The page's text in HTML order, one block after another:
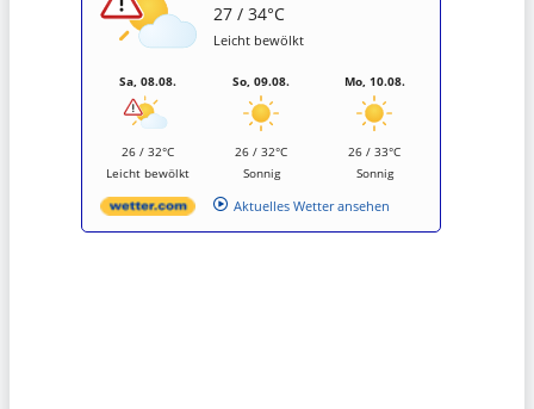
27 / 34°C
Leicht bewölkt
Sa, 08.08.
26 / 32°C
Leicht bewölkt
So, 09.08.
26 / 32°C
Sonnig
Mo, 10.08.
26 / 33°C
Sonnig
Aktuelles Wetter ansehen